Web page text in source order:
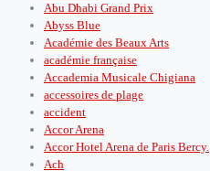
Abu Dhabi Grand Prix
Abyss Blue
Académie des Beaux Arts
académie française
Accademia Musicale Chigiana
accessoires de plage
accident
Accor Arena
Accor Hotel Arena de Paris Bercy.
Ach